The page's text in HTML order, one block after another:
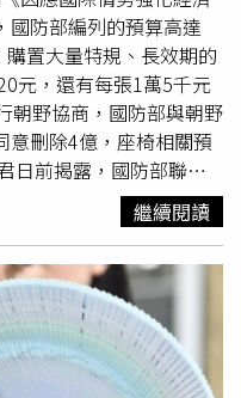
，宰殺、故意傷害動物
殘缺或重要器官功能喪
5年以下有期徒刑，罰金
元之版本也同要將最高
上升至50萬。楊瓊瓔則
年、併科罰金上修至新
國防部編列的預算高達
置大量特規、長效期的
元，還有每張1萬5千元
朝野協商，國防部與朝野
意刪除4億，座椅相關預
日前揭露，國防部聯合
椅；兵棋室編列的設備
預算就高達250萬元。國
8億元，購置大量特規、
估為120元，為目前採
座椅、飲用水引發國內廣
因此也要求國防部「好
極與在野立委溝通。今
繼續閱讀